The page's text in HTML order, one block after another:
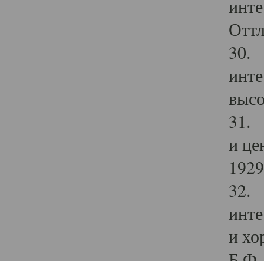
30.
31.
и
32.
и